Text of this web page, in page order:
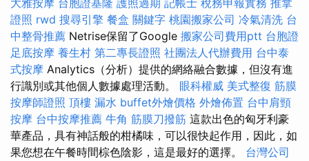
大雅按摩 台胞證基隆 護照過期 記帳士 稅務申報實務 推拿
證照 rwd 搜尋引擎 餐盒 關鍵字 桃園搬家公司 冷氣清洗 台
中整骨推薦 Netrise保留了Google 搬家公司費用ptt 台胞證
足底按摩 養生村 第二專長證照 社團法人代辦費用 台中泰
式按摩 Analytics（分析）提供的網絡融合數據，但沒有進
行識別或其他個人數據處理活動。 眼科權威 美式整復 筋膜
按摩師證照 頂樓 漏水 buffet外燴價格 外燴佈置 台中肩頸
按摩 台中按摩推薦 牛角 筋膜刀撥筋 這款出色的匈牙利豪
華產品，具有神話般的柑橘味，可以很快起作用，因此，如
果您想在午餐時間棕色陰影，這是最好的選擇。 台灣公司